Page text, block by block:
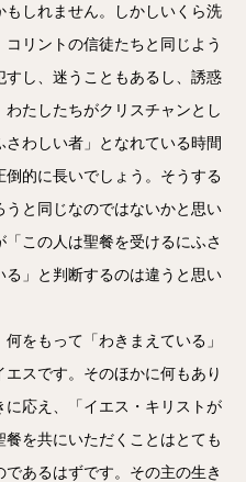
しれません。しかしいくら洗
リントの信徒たちと同じよう
し、迷うこともあるし、誘惑
たしたちがクリスチャンとし
わしい者」となれている時間
的に長いでしょう。そうする
と同じなのではないかと思い
この人は聖餐を受けるにふさ
」と判断するのは違うと思い
をもって「わきまえている」
スです。そのほかに何もあり
に応え、「イエス・キリストが
を共にいただくことはとても
あるはずです。その主の生き